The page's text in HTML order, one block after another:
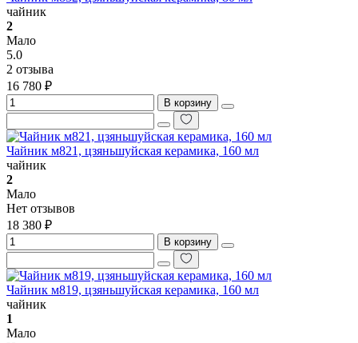
чайник
2
Мало
5.0
2 отзыва
16 780 ₽
В корзину
Чайник м821, цзяньшуйская керамика, 160 мл
чайник
2
Мало
Нет отзывов
18 380 ₽
В корзину
Чайник м819, цзяньшуйская керамика, 160 мл
чайник
1
Мало